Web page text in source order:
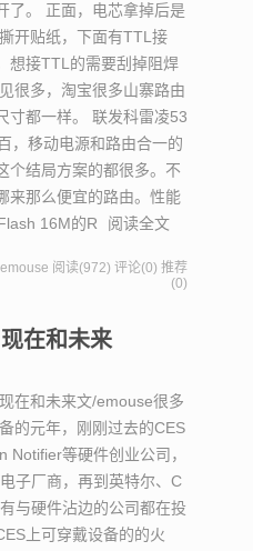
了。 正面，电芯拿掉后是
开贴纸，下面有TTL接
想接TTL的需要刮掉阻焊
很多，淘宝很多山寨路由
寸都一样。 联发科雷凌53
，移动电源和路由合一的
个结局方案的都很多。不
来那么便宜的路由。性能
16M的R
阅读全文
阅读(972) 评论(0) 推荐
(0)
在和未来
在和未来文/emouse很多
的元年，刚刚过去的CES
Notifier等硬件创业公司，
子厂商，再到英特尔、C
与硬件沾边的公司都在投
上可穿戴设备的的火